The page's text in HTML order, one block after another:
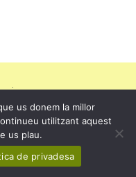
GENT GRAN
us donem la millor
utilitzant aquest
us plau.
de privadesa